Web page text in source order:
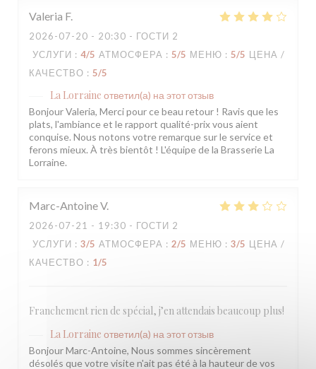
Valeria F
2026-07-20 - 20:30 - ГОСТИ 2
УСЛУГИ : 4/5 АТМОСФЕРА : 5/5 МЕНЮ : 5/5 ЦЕНА /
КАЧЕСТВО : 5/5
La Lorraine ответил(а) на этот отзыв
Bonjour Valeria, Merci pour ce beau retour ! Ravis que les
plats, l'ambiance et le rapport qualité-prix vous aient
conquise. Nous notons votre remarque sur le service et
ferons mieux. À très bientôt ! L'équipe de la Brasserie La
Lorraine.
Marc-AntoineV
2026-07-21 - 19:30 - ГОСТИ 2
УСЛУГИ : 3/5 АТМОСФЕРА : 2/5 МЕНЮ : 3/5 ЦЕНА /
КАЧЕСТВО : 1/5
Franchement rien de spécial, j’en attendais beaucoup plus!
La Lorraine ответил(а) на этот отзыв
Bonjour Marc-Antoine, Nous sommes sincèrement
désolés que votre visite n'ait pas été à la hauteur de vos